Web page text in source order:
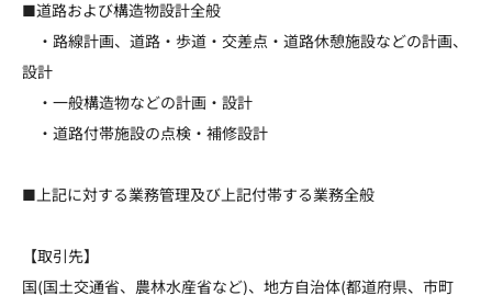
■道路および構造物設計全般
・路線計画、道路・歩道・交差点・道路休憩施設などの計画、
設計
・一般構造物などの計画・設計
・道路付帯施設の点検・補修設計
■上記に対する業務管理及び上記付帯する業務全般
【取引先】
国(国土交通省、農林水産省など)、地方自治体(都道府県、市町